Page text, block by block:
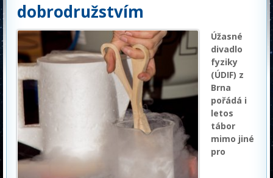
dobrodružstvím
Úžasné
divadlo
fyziky
(ÚDIF) z
Brna
pořádá i
letos
tábor
mimo jiné
pro